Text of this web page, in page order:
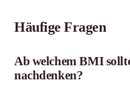
Häufige Fragen
Ab welchem BMI
nachdenken?